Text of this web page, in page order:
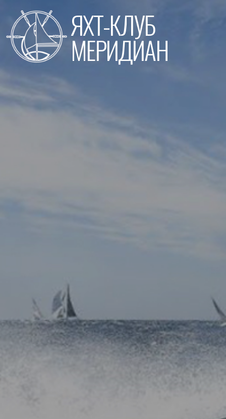
к
содержимому
ЯХТ-КЛУБ
МЕРИДИАН